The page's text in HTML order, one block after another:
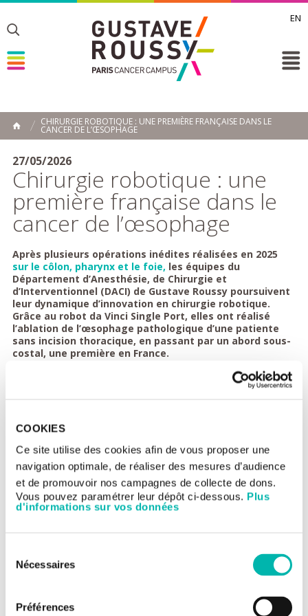
COOKIES
Ce site utilise des cookies afin de vous proposer une
navigation optimale, de réaliser des mesures d’audience
et de promouvoir nos campagnes de collecte de dons.
Vous pouvez paramétrer leur dépôt ci-dessous. Plus
d'informations sur vos données
Nécessaires
Préférences
EN
Toggle
Toggle
Toggle
ACCUEIL
CHIRURGIE ROBOTIQUE : UNE PREMIÈRE FRANÇAISE DANS LE
CANCER DE L’ŒSOPHAGE
27/05/2026
Chirurgie robotique : une
première française dans le
cancer de l’œsophage
Après plusieurs opérations inédites réalisées en 2025
sur le côlon, pharynx et le foie, les équipes du
Département d’Anesthésie, de Chirurgie et
d’Interventionnel (DACI) de Gustave Roussy poursuivent
leur dynamique d’innovation en chirurgie robotique.
Grâce au robot da Vinci Single Port, elles ont réalisé
l’ablation de l’œsophage pathologique d’une patiente
sans incision thoracique, en passant par un abord sous-
costal, une première en France.
Gustave Roussy fait partie des premiers centres français à
centimètres, voire par voie naturelle lorsque cela est possible.
Soutenue par cette technologie, la Dr Léonor Benhaim et son
transdiaphragmatique chez une patiente atteinte d’un cancer de